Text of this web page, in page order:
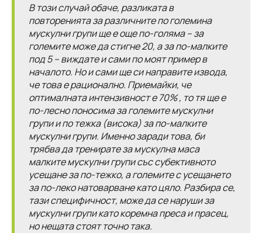
В този случай обаче, разликата в
повторенията за различните по големина
мускулни групи ще е още по-голяма – за
големите може да стигне 20, а за по-малките
под 5 – виждате и сами по моят пример в
началото. Но и сами ще си направите извода,
че това е рационално. Приемайки, че
оптималната интензивност е 70% , то тя ще е
по-лесно поносима за големите мускулни
групи и по тежка (висока) за по-малките
мускулни групи. Именно заради това, би
трябва да тренирате за мускулна маса
малките мускулни групи със субективното
усещане за по-тежко, а големите с усещането
за по-леко натоварване като цяло. Разбира се,
тази специфичност, може да се наруши за
мускулни групи като коремна преса и прасец,
но нещата стоят точно така.